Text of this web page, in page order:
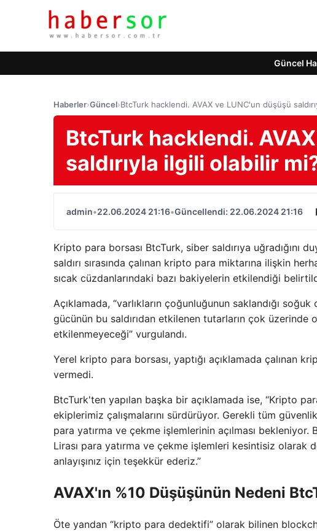
Güncel
Haberler›Güncel›BtcTurk hacklendi. AVAX ve LUNC'un düşüşü
BtcTurk hacklendi.
saldırıyla ilgili olabilir
admin•22.06.2024 21:16•Güncellendi: 22.06.2024 21:16
Kripto para borsası BtcTurk, siber saldırıya
saldırı sırasında çalınan kripto para miktarına ilişkin
sıcak cüzdanlarındaki bazı bakiyelerin etkilendiği
Açıklamada, “varlıkların çoğunluğunun saklandığı
gücünün bu saldırıdan etkilenen tutarların çok üzerinde
etkilenmeyeceği” vurgulandı.
Yerel kripto para borsası, yaptığı açıklamada çalınan
vermedi.
BtcTurk'ten yapılan başka bir açıklamada ise, “Kripto
ekiplerimiz çalışmalarını sürdürüyor. Gerekli tüm
para yatırma ve çekme işlemlerinin açılması
Lirası para yatırma ve çekme işlemleri kesintisiz
anlayışınız için teşekkür ederiz.”
AVAX'ın %10 Düşüşünün Nedeni
Öte yandan “kripto para dedektifi” olarak bilinen